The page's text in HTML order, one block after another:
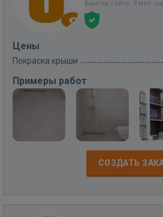
Был на сайте: 3 мес.
Цены
Покраска крыши
Примеры работ
СОЗДАТЬ